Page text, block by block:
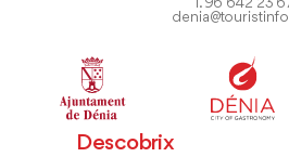
T. 96 642 23
Descobrix